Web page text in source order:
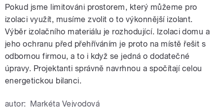
Pokud jsme limitováni prostorem, který můžeme pro
izolaci využít, musíme zvolit o to výkonnější izolant.
Výběr izolačního materiálu je rozhodující. Izolaci domu a
jeho ochranu před přehříváním je proto na místě řešit s
odbornou firmou, a to i když se jedná o dodatečné
úpravy. Projektanti správně navrhnou a spočítají celou
energetickou bilanci.
autor: Markéta Vejvodová